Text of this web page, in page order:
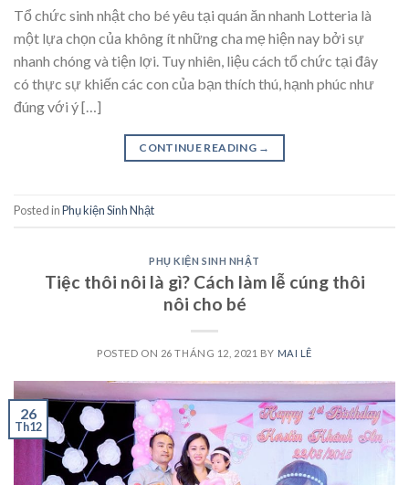
Tổ chức sinh nhật cho bé yêu tại quán ăn nhanh Lotteria là
một lựa chọn của không ít những cha mẹ hiện nay bởi sự
nhanh chóng và tiện lợi. Tuy nhiên, liệu cách tổ chức tại đây
có thực sự khiến các con của bạn thích thú, hạnh phúc như
đúng với ý […]
CONTINUE READING →
Posted inPhụ kiện Sinh Nhật
PHỤ KIỆN SINH NHẬT
Tiệc thôi nôi là gì? Cách làm lễ cúng thôi
nôi cho bé
POSTED ON 26 THÁNG 12, 2021 BY MAI LÊ
26
Th12